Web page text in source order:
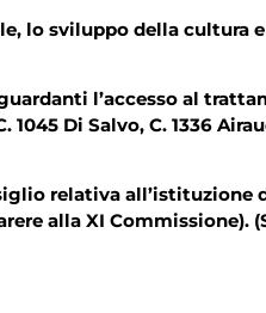
lo sviluppo della cultura
l’accesso al
Di Salvo, C. 1336
relativa
alla XI Commissione).